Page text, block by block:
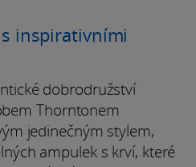
inspirativními
dobrodružství
Thorntonem
jedinečným stylem,
ampulek s krví, které